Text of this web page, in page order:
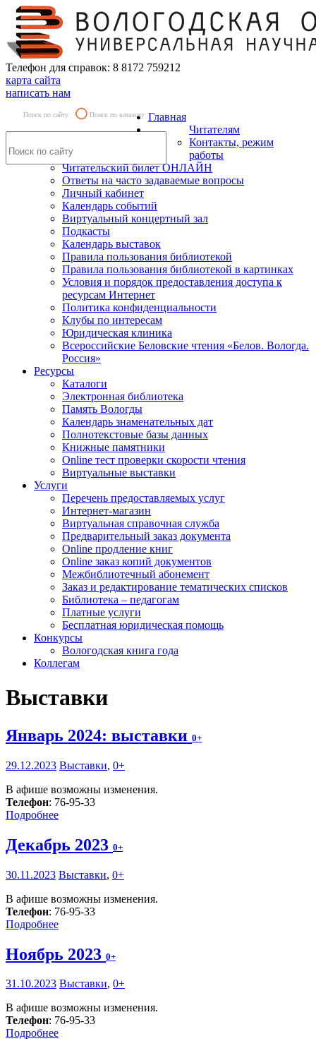
Телефон для справок: 8 8172 759212
карта сайта
написать нам
Поиск по сайту Поиск по каталогу Главная
Читателям
Контакты, режим
работы
Читательский билет ОНЛАЙН
Ответы на часто задаваемые вопросы
Личный кабинет
Календарь событий
Виртуальный концертный зал
Подкасты
Календарь выставок
Правила пользования библиотекой
Правила пользования библиотекой в картинках
Условия и порядок предоставления доступа к
ресурсам Интернет
Политика конфиденциальности
Клубы по интересам
Юридическая клиника
Всероссийские Беловские чтения «Белов. Вологда.
Россия»
Ресурсы
Каталоги
Электронная библиотека
Память Вологды
Календарь знаменательных дат
Полнотекстовые базы данных
Книжные памятники
Online тест проверки скорости чтения
Виртуальные выставки
Услуги
Перечень предоставляемых услуг
Интернет-магазин
Виртуальная справочная служба
Предварительный заказ документа
Online продление книг
Online заказ копий документов
Межбиблиотечный абонемент
Заказ и редактирование тематических списков
Библиотека – педагогам
Платные услуги
Бесплатная юридическая помощь
Конкурсы
Вологодская книга года
Коллегам
Выставки
Январь 2024: выставки 0+
29.12.2023 Выставки, 0+
В афише возможны изменения.
Телефон: 76-95-33
Подробнее
Декабрь 2023 0+
30.11.2023 Выставки, 0+
В афише возможны изменения.
Телефон: 76-95-33
Подробнее
Ноябрь 2023 0+
31.10.2023 Выставки, 0+
В афише возможны изменения.
Телефон: 76-95-33
Подробнее